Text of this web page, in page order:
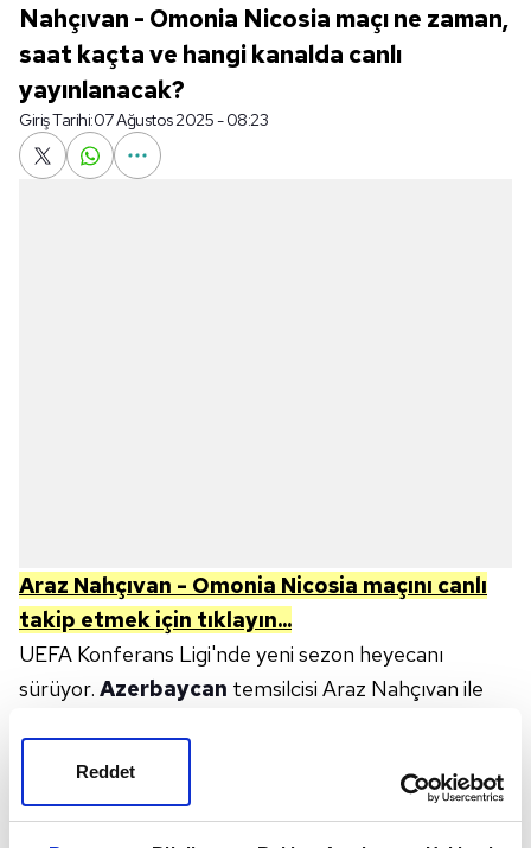
Reddet
Nahçıvan - Omonia Nicosia maçı ne zaman,
saat kaçta ve hangi kanalda canlı
yayınlanacak?
Giriş Tarihi:07 Ağustos 2025 - 08:23
Araz Nahçıvan - Omonia Nicosia maçını canlı
takip etmek için tıklayın...
UEFA Konferans Ligi'nde yeni sezon heyecanı
sürüyor. Azerbaycan temsilcisi Araz Nahçıvan ile
futbolseverler tarafından merak ediliyor ve arama